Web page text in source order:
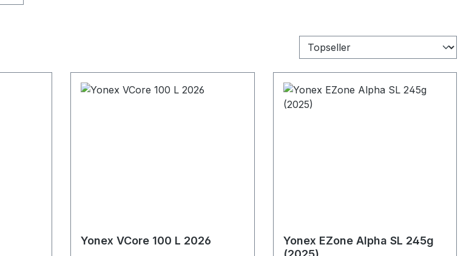
Yonex VCore 100 L 2026
Yonex EZone Alpha SL 245g